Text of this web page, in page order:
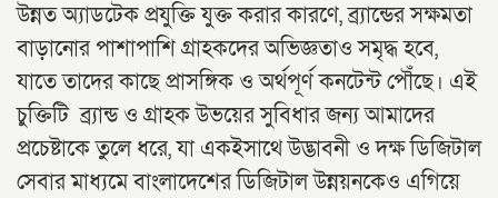
উন্নত অ্যাডটেক প্রযুক্তি যুক্ত করার কারণে, ব্র্যান্ডের সক্ষমতা
বাড়ানোর পাশাপাশি গ্রাহকদের অভিজ্ঞতাও সমৃদ্ধ হবে,
যাতে তাদের কাছে প্রাসঙ্গিক ও অর্থপূর্ণ কনটেন্ট পৌঁছে। এই
চুক্তিটি ব্র্যান্ড ও গ্রাহক উভয়ের সুবিধার জন্য আমাদের
প্রচেষ্টাকে তুলে ধরে, যা একইসাথে উদ্ভাবনী ও দক্ষ ডিজিটাল
সেবার মাধ্যমে বাংলাদেশের ডিজিটাল উন্নয়নকেও এগিয়ে